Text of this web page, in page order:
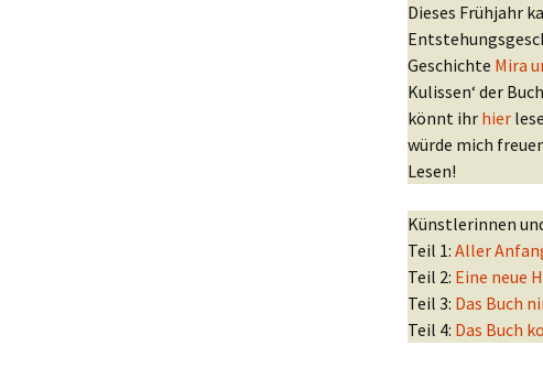
Dieses Frühjahr
Geschichte Mira
Kulissen‘ der
könnt ihr hier
würde mich
Lesen!
Künstlerinnen
Teil 1: Aller
Teil 2: Eine neue
Teil 3: Das Buch
Teil 4: Das Buch